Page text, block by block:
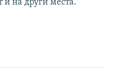
и на други места.